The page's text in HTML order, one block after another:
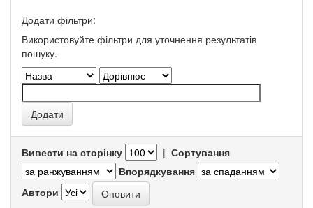
Додати фільтри:
Використовуйте фільтри для уточнення результатів
пошуку.
Вивести на сторінку | Сортування
Впорядкування
Автори